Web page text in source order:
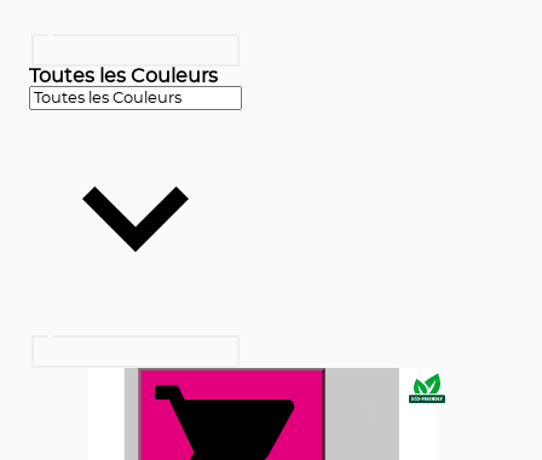
Toutes les Couleurs